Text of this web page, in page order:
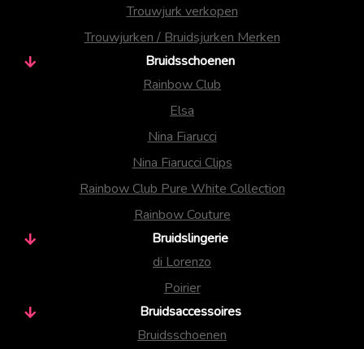
Trouwjurk verkopen
Trouwjurken / Bruidsjurken Merken
Bruidsschoenen
Rainbow Club
Elsa
Nina Fiarucci
Nina Fiarucci Clips
Rainbow Club Pure White Collection
Rainbow Couture
Bruidslingerie
di Lorenzo
Poirier
Bruidsaccessoires
Bruidsschoenen